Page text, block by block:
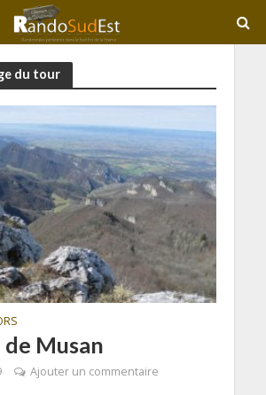
du tour
Musan
Ajouter un commentaire